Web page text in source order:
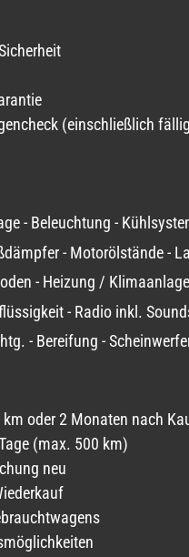
(einschließlich
- Beleuchtung -
- Motorölstände -
- Heizung /
- Radio inkl.
- Bereifung -
oder 2 Monaten nach
(max. 500 km)
neu